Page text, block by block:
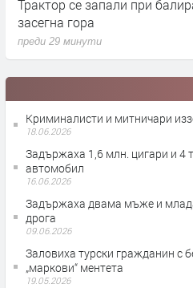
Трактор се запали при
засегна гора
преди 29 минути
Криминалисти и митничари
18.06.2026
Задържаха 1,6 млн. цигари и 4
автомобил
16.06.2026
Задържаха двама мъже и
дрога
09.06.2026
Заловиха турски гражданин с
„маркови“ ментета
19.05.2026